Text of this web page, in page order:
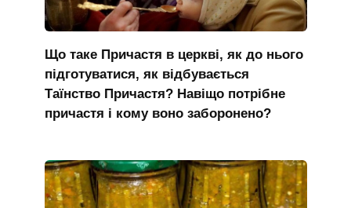
Що таке Причастя в церкві, як до нього
підготуватися, як відбувається
Таїнство Причастя? Навіщо потрібне
причастя і кому воно заборонено?